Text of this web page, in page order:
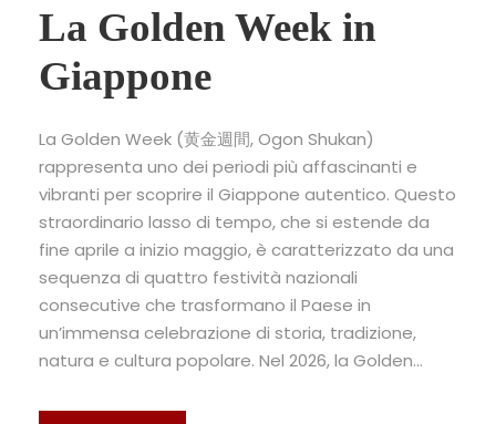
La Golden Week in
Giappone
La Golden Week (黄金週間, Ogon Shukan)
rappresenta uno dei periodi più affascinanti e
vibranti per scoprire il Giappone autentico. Questo
straordinario lasso di tempo, che si estende da
fine aprile a inizio maggio, è caratterizzato da una
sequenza di quattro festività nazionali
consecutive che trasformano il Paese in
un’immensa celebrazione di storia, tradizione,
natura e cultura popolare.​ Nel 2026, la Golden...